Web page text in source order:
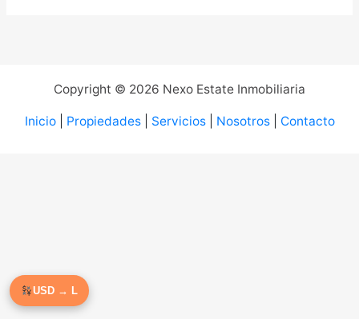
USD → L
Copyright © 2026 Nexo Estate Inmobiliaria
Inicio| Propiedades| Servicios| Nosotros| Contacto